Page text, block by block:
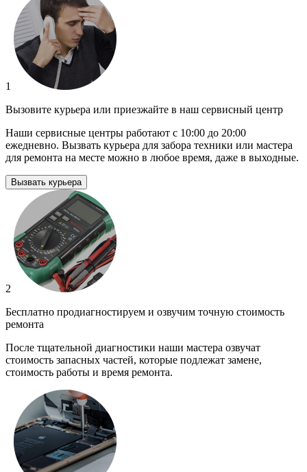
1
Вызовите курьера или приезжайте в наш сервисный центр
Наши сервисные центры работают с 10:00 до 20:00
ежедневно. Вызвать курьера для забора техники или мастера
для ремонта на месте можно в любое время, даже в выходные.
Вызвать курьера
2
Бесплатно продиагностируем и озвучим точную стоимость
ремонта
После тщательной диагностики наши мастера озвучат
стоимость запасных частей, которые подлежат замене,
стоимость работы и время ремонта.